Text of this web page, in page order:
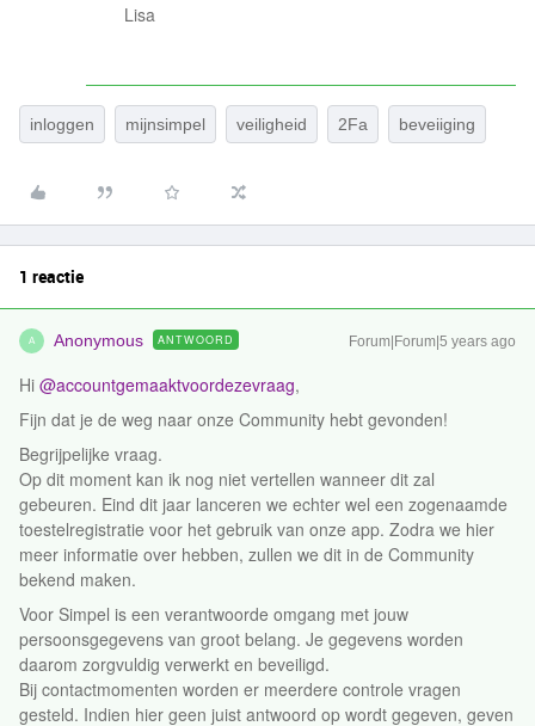
Lisa
inloggen mijnsimpel veiligheid 2Fa beveiiging
1 reactie
A Anonymous ANTWOORD Forum|Forum|5 years ago
Hi @accountgemaaktvoordezevraag,
Fijn dat je de weg naar onze Community hebt gevonden!
Begrijpelijke vraag.
Op dit moment kan ik nog niet vertellen wanneer dit zal
gebeuren. Eind dit jaar lanceren we echter wel een zogenaamde
toestelregistratie voor het gebruik van onze app. Zodra we hier
meer informatie over hebben, zullen we dit in de Community
bekend maken.
Voor Simpel is een verantwoorde omgang met jouw
persoonsgegevens van groot belang. Je gegevens worden
daarom zorgvuldig verwerkt en beveiligd.
Bij contactmomenten worden er meerdere controle vragen
gesteld. Indien hier geen juist antwoord op wordt gegeven, geven